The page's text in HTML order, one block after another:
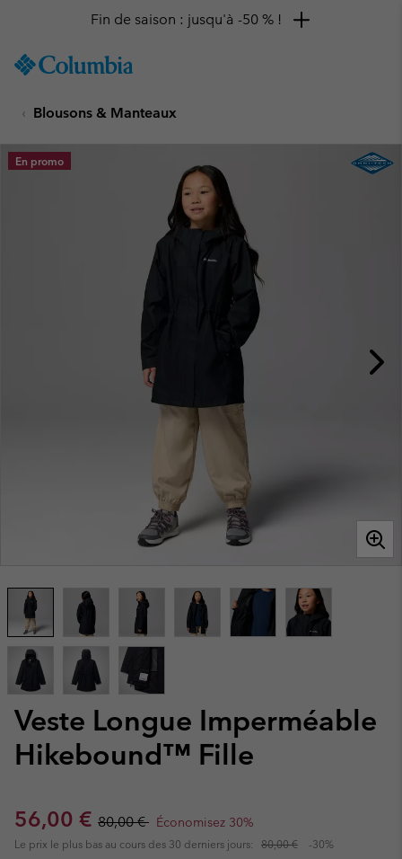
TO
SKIP
MAIN
NAV
Fin de saison : jusqu'à -50 % !
Blousons & Manteaux
Veste Longue Imperméable
Hikebound™ Fille
Sale price:
56,00 € Regular price:
80,00 € Économisez 30%
Le prix le plus bas au cours des 30 derniers jours: 80,00 € -30%
En promo